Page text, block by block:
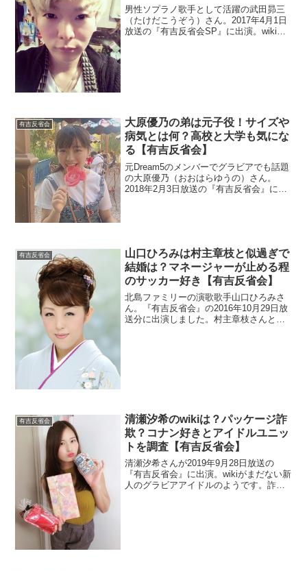
男性ソプラノ歌手として活躍の武田昴三
（たけだこうぞう）さん。2017年4月1日
放送の『有吉反省会SP』に出演。wikiが
有吉反省会
大原優乃の弟は元子役！サイズや
病気とは何？高校と大学も気にな
る【有吉反省会】
元Dream5のメンバーでグラビアでも話題
の大原優乃（おおはらゆうの）さん。
2018年2月3日放送の『有吉反省会』に出
有吉反省会
山口ひろみは村主章枝と似過ぎで
結婚は？マネージャーが止める程
のサッカー好き【有吉反省会】
北島ファミリーの演歌歌手山口ひろみさ
ん。『有吉反省会』の2016年10月29日放
送分に出演しました。村主章枝さんとそ
有吉反省会
清瀬汐希のwikiは？パッケージ詐
欺？コナン好きとアイドルユニッ
トを調査【有吉反省会】
清瀬汐希さんが2019年9月28日放送の
『有吉反省会』に出演。wikiがまだない新
人のグラビアアイドルのようです。詐欺